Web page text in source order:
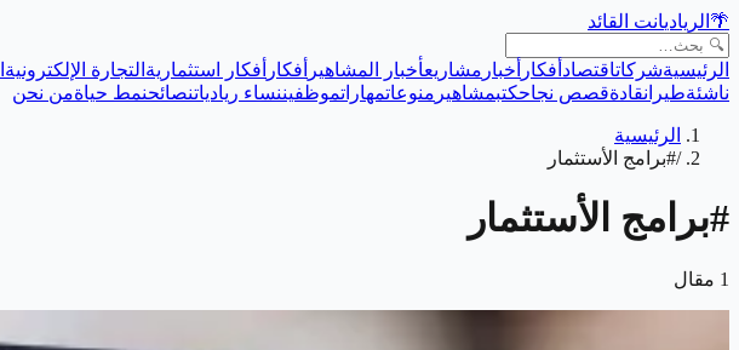
🌴 الرياديانت القائد
الرئيسيةشركاتاقتصاد أفكار أخبار مشاريعأخبار المشاهير أفكار أفكار استثمارية التجارة الإلكترونية
ناشئةطيرانقادةقصص نجاحكتبمشاهير منوعاتمهاراتموظفيننساء ريادياتنصائحنمط حياةمن نحن
الرئيسية
/#برامج الأستثمار
#برامج الأستثمار
1 مقال